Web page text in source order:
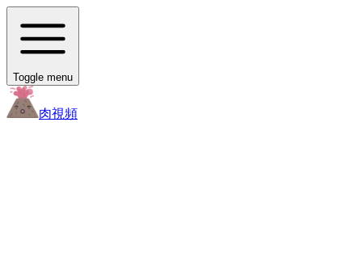
Toggle menu
肉視頻